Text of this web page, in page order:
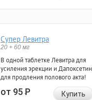
Супер Левитра
20 + 60 мг
В одной таблетке Левитра для
усиления эрекции и Дапоксетин
для продления полового акта!
от 95Р Купить